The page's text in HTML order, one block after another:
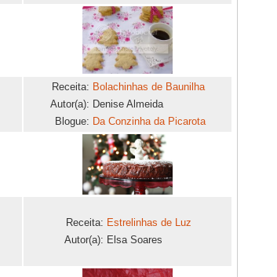
Receita: Bolachinhas de Baunilha
Autor(a): Denise Almeida
Blogue: Da Conzinha da Picarota
Receita: Estrelinhas de Luz
Autor(a): Elsa Soares